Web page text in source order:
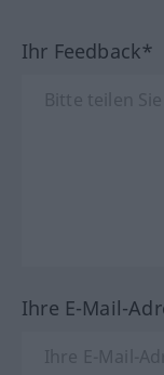
Ihr Feedback*
Ihre E-Mail-